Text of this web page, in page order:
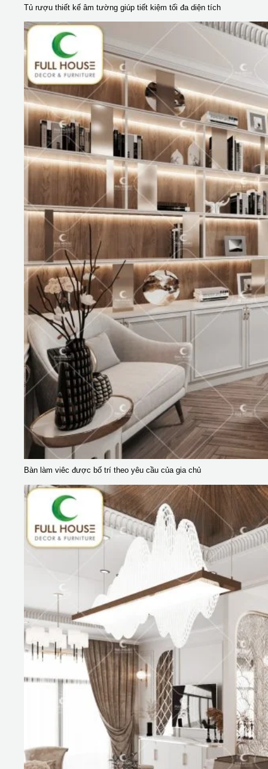
Tủ rượu thiết kế âm tường giúp tiết kiệm tối đa diện tích
Bàn làm viêc được bố trí theo yêu cầu của gia chủ